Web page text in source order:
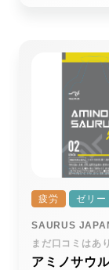
疲労 ゼリー
SAURUS
まだ口コミはあ
アミノサウ